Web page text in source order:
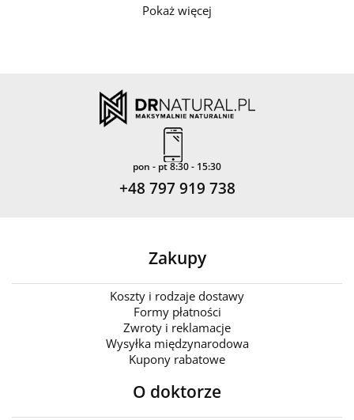
Pokaż więcej
pon - pt 8:30 - 15:30
+48 797 919 738
Zakupy
Koszty i rodzaje dostawy
Formy płatności
Zwroty i reklamacje
Wysyłka międzynarodowa
Kupony rabatowe
O doktorze